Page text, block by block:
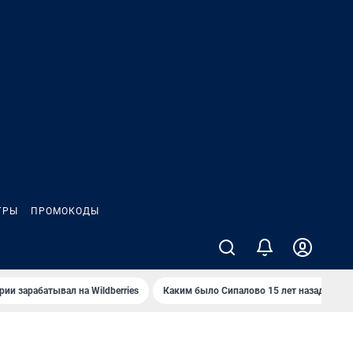
ПРОМОКОДЫ
зарабатывал на Wildberries Каким было Сипалово 15 лет назад